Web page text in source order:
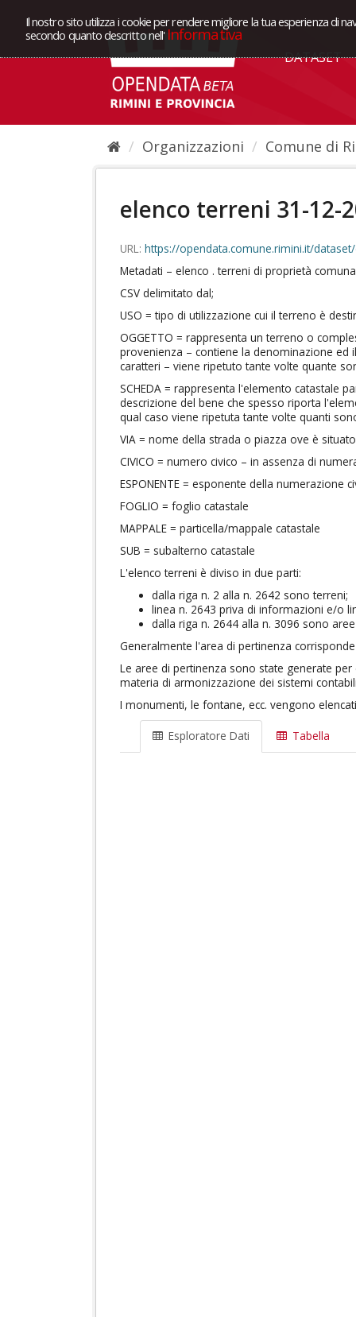
Il nostro sito utilizza i cookie per rendere migliore la tua esperienza di
secondo quanto descritto nell' Informativa
DATASET
Organizzazioni Comune di
elenco terreni 31-12-
URL: https://opendata.comune.rimini.it/dataset/daa7cf73-c721-4af8-
Metadati – elenco . terreni di proprietà
CSV delimitato dal;
USO = tipo di utilizzazione cui il terreno è
OGGETTO = rappresenta un terreno o
provenienza – contiene la denominazione
caratteri – viene ripetuto tante volte quante
SCHEDA = rappresenta l'elemento catastale
descrizione del bene che spesso riporta
qual caso viene ripetuta tante volte quanti
VIA = nome della strada o piazza ove è
CIVICO = numero civico – in assenza di
ESPONENTE = esponente della numerazione
FOGLIO = foglio catastale
MAPPALE = particella/mappale catastale
SUB = subalterno catastale
L'elenco terreni è diviso in due parti:
dalla riga n. 2 alla n. 2642 sono terreni;
linea n. 2643 priva di informazioni e/o
dalla riga n. 2644 alla n. 3096 sono
Generalmente l'area di pertinenza
Le aree di pertinenza sono state generate
materia di armonizzazione dei sistemi
I monumenti, le fontane, ecc. vengono
Esploratore Dati Tabella